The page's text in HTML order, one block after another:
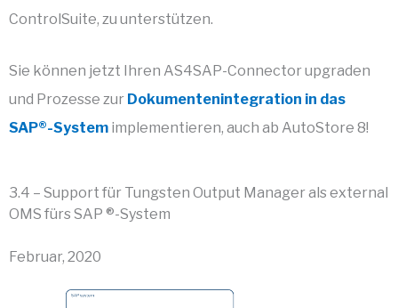
ControlSuite, zu unterstützen.
Sie können jetzt Ihren AS4SAP-Connector upgraden
und Prozesse zur Dokumentenintegration in das
SAP®-System implementieren, auch ab AutoStore 8!
3.4 – Support für Tungsten Output Manager als external
OMS fürs SAP ®-System
Februar, 2020